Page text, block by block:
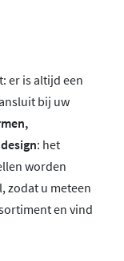
er is altijd een
bij uw
: het
worden
zodat u meteen
en vind